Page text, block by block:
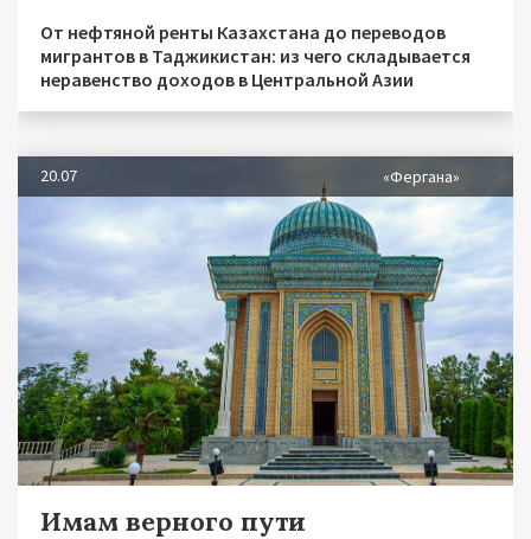
От нефтяной ренты Казахстана до переводов
мигрантов в Таджикистан: из чего складывается
неравенство доходов в Центральной Азии
20.07 «Фергана»
Имам верного пути